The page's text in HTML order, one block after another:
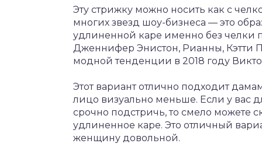
Эту стрижку можно носить как с
многих звезд шоу-бизнеса — это
удлиненной каре именно без челки
Дженнифер Энистон, Рианны, Кэтти
модной тенденции в 2018 году
Этот вариант отлично подходит
лицо визуально меньше. Если у вас
срочно подстричь, то смело можете
удлиненное каре. Это отличный
женщину довольной.